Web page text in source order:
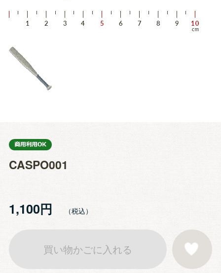
CASPO001
1,100円
買い物かごに入れる お気に入りに登